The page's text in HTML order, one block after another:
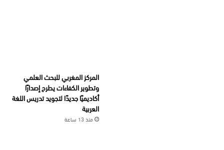
المركز المغربي للبحث العلمي
وتطوير الكفاءات يطرح إصدارًا
أكاديميًا جديدًا لتجويد تدريس اللغة
العربية
منذ 13 ساعة